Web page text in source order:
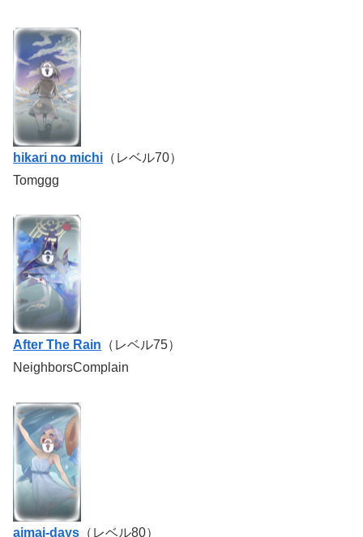
hikari no michi （レベル70）
Tomggg
After The Rain （レベル75）
NeighborsComplain
aimai-days （レベル80）